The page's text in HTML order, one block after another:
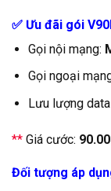
✅ Ưu đãi gói
Gọi nội mạng:
Gọi ngoại
Lưu lượng data
** Giá cước:
Đối tượng áp